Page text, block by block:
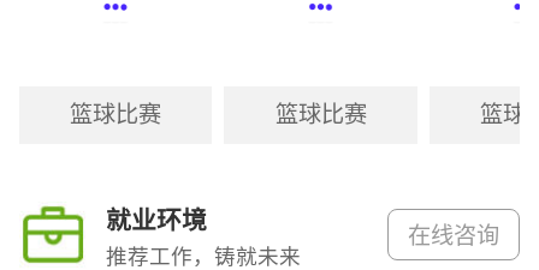
篮球比赛 篮球比赛 篮球
就业环境
推荐工作，铸就未来
在线咨询